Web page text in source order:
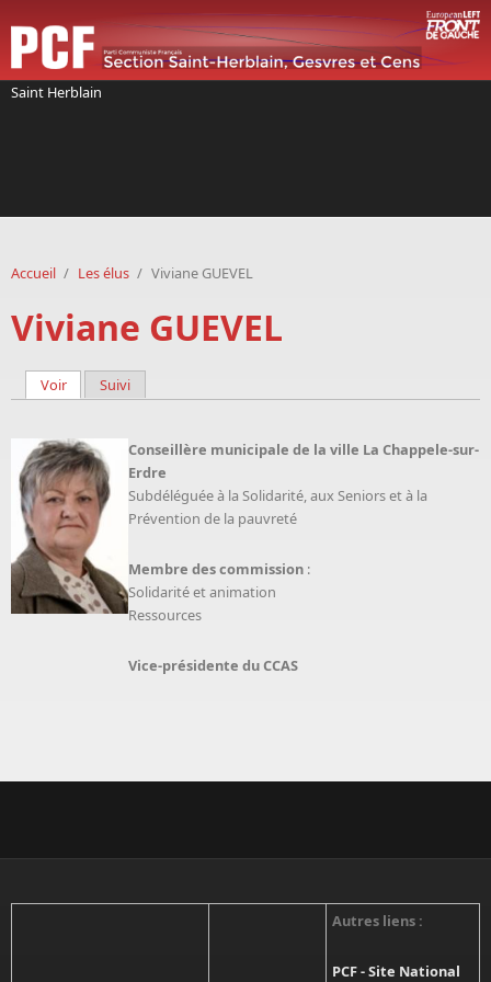
Saint Herblain
Accueil / Les élus / Viviane GUEVEL
Viviane GUEVEL
Onglets principaux
Voir(onglet actif)
Suivi
Conseillère municipale de la ville La Chappele-sur-
Erdre
Subdéléguée à la Solidarité, aux Seniors et à la
Prévention de la pauvreté
Membre des commission :
Solidarité et animation
Ressources
Vice-présidente du CCAS
Autres liens :
PCF - Site National